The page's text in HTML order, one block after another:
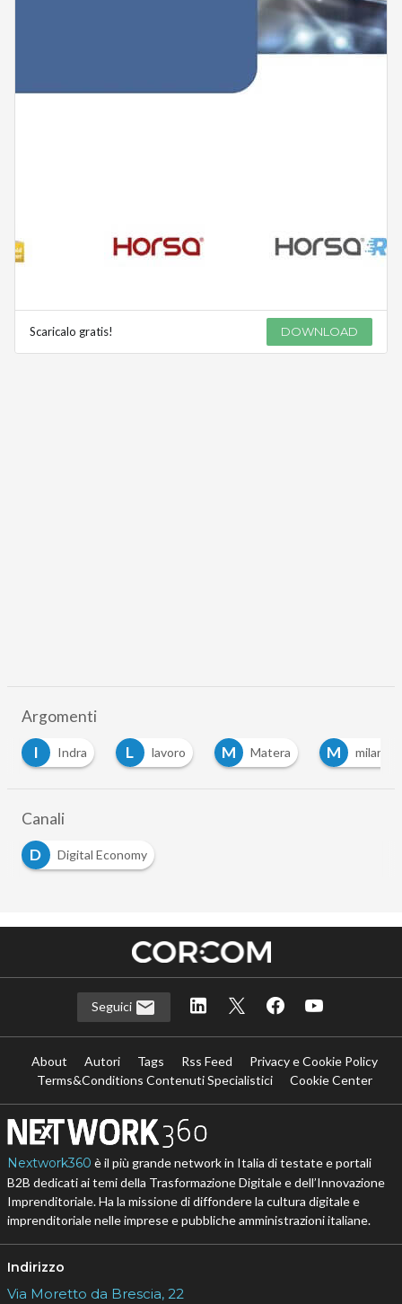
Scaricalo gratis! DOWNLOAD
Argomenti
L
lavoro M Matera M milano N napoli
Canali
D
Digital Economy
Seguici
About Autori Tags Rss Feed
Privacy e Cookie Policy
Terms&Conditions Contenuti Specialistici
Cookie Center
Nextwork360 è il più grande network in Italia di testate e portali
B2B dedicati ai temi della Trasformazione Digitale e dell’Innovazione
Imprenditoriale. Ha la missione di diffondere la cultura digitale e
imprenditoriale nelle imprese e pubbliche amministrazioni italiane.
Indirizzo
Via Moretto da Brescia, 22